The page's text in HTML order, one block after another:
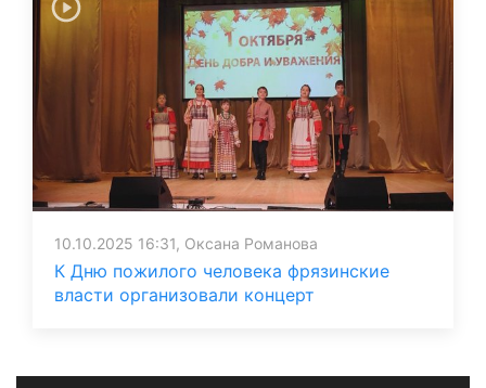
10.10.2025 16:31, Оксана Романова
К Дню пожилого человека фрязинские
власти организовали концерт